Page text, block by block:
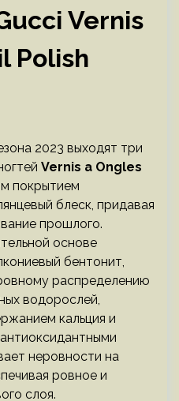
Vernis
Polish
2023 выходят три
Vernis a Ongles
покрытием
блеск, придавая
прошлого.
основе
бентонит,
распределению
водорослей,
кальция и
неровности на
ровное и
слоя.